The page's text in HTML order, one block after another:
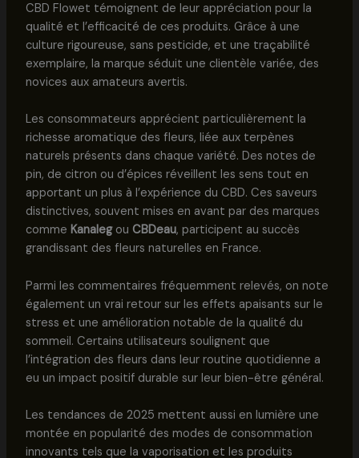
CBD Flowet témoignent de leur appréciation pour la
qualité et l’efficacité de ces produits. Grâce à une
culture rigoureuse, sans pesticide, et une traçabilité
exemplaire, la marque séduit une clientèle variée, des
novices aux amateurs avertis.
Les consommateurs apprécient particulièrement la
richesse aromatique des fleurs, liée aux terpènes
naturels présents dans chaque variété. Des notes de
pin, de citron ou d’épices réveillent les sens tout en
apportant un plus à l’expérience du CBD. Ces saveurs
distinctives, souvent mises en avant par des marques
comme Kanalegou CBDeau, participent au succès
grandissant des fleurs naturelles en France.
Parmi les commentaires fréquemment relevés, on note
également un vrai retour sur les effets apaisants sur le
stress et une amélioration notable de la qualité du
sommeil. Certains utilisateurs soulignent que
l’intégration des fleurs dans leur routine quotidienne a
eu un impact positif durable sur leur bien-être général.
Les tendances de 2025 mettent aussi en lumière une
montée en popularité des modes de consommation
innovants tels que la vaporisation et les produits